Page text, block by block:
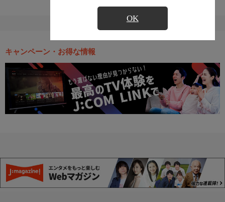
OK
キャンペーン・お得な情報